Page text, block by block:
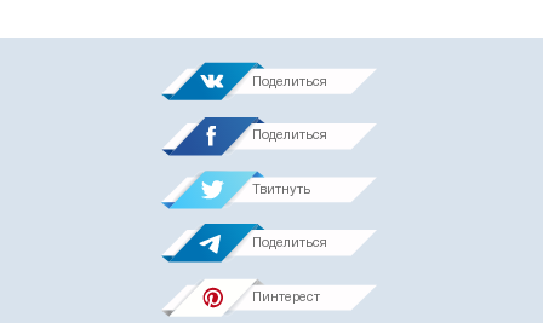
Поделиться
Поделиться
Твитнуть
Поделиться
Пинтерест